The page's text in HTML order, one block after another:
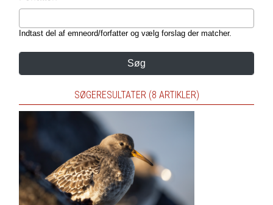
Indtast del af emneord/forfatter og vælg forslag der matcher.
Søg
SØGERESULTATER (8 ARTIKLER)